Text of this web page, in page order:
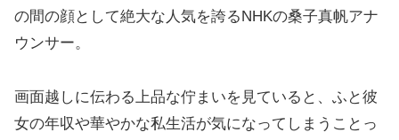
の間の顔として絶大な人気を誇るNHKの桑子真帆アナ
ウンサー。
画面越しに伝わる上品な佇まいを見ていると、ふと彼
女の年収や華やかな私生活が気になってしまうことっ